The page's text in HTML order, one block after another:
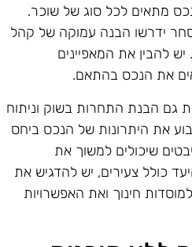
מתאים לכל סוג של שוכר.
ידרשו הבנה עמוקה של קהל
להבין את המאפיינים
את הנכס בהתאם.
הבנת התחרות בשוק וניתוח
את היתרונות של הנכס ביחס
שיכולים למשוך את
כולל צעירים, יש להדגיש את
חינוך ואת האפשרויות